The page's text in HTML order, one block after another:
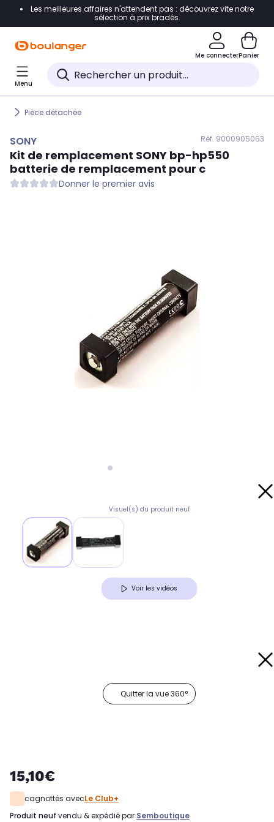
Accéder directement à la navigation
Accéder directement au pied de page
Accéder directement au chatbot
Les meilleures affaires n'attendent pas : découvrez vite notre
sélection à prix bradés.
Me connecterPanier
Menu
Pièce détachée
SONY Réf. 9000905063
Kit de remplacement SONY bp-hp550
batterie de remplacement pour c
Donner le premier avis
Visuel(s) du produit neuf
Voir les vidéos
Quitter la vue 360°
15,10€
cagnottés avecLe Club+
produit neuf vendu & expédié par Semboutique